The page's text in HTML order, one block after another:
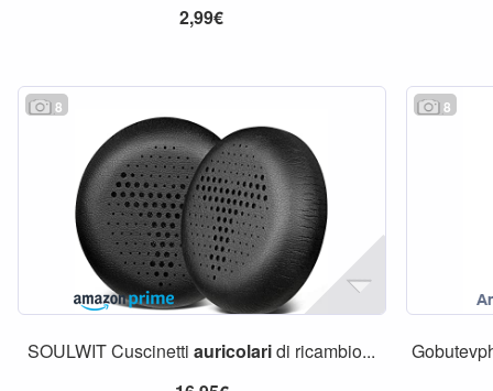
2,99€
8
SOULWIT Cuscinettiauricolaridi ricambio...
8